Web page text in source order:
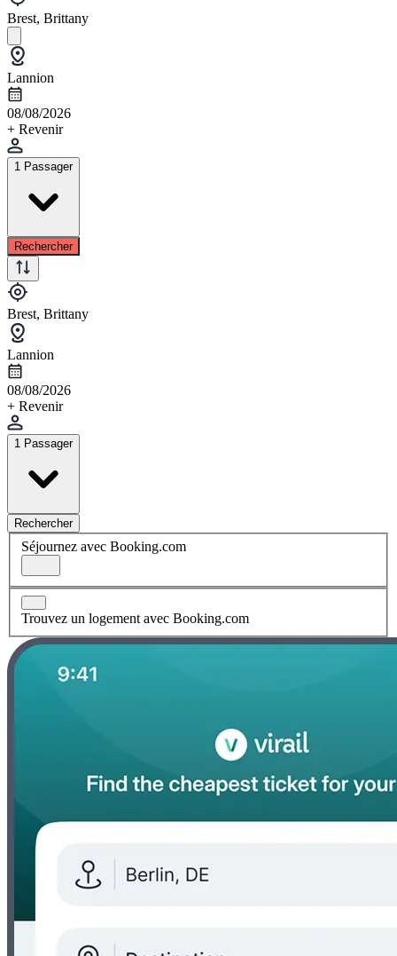
Brest, Brittany
Lannion
08/08/2026
+ Revenir
1 Passager
Rechercher
Brest, Brittany
Lannion
08/08/2026
+ Revenir
1 Passager
Rechercher
Séjournez avec Booking.com
Trouvez un logement avec Booking.com